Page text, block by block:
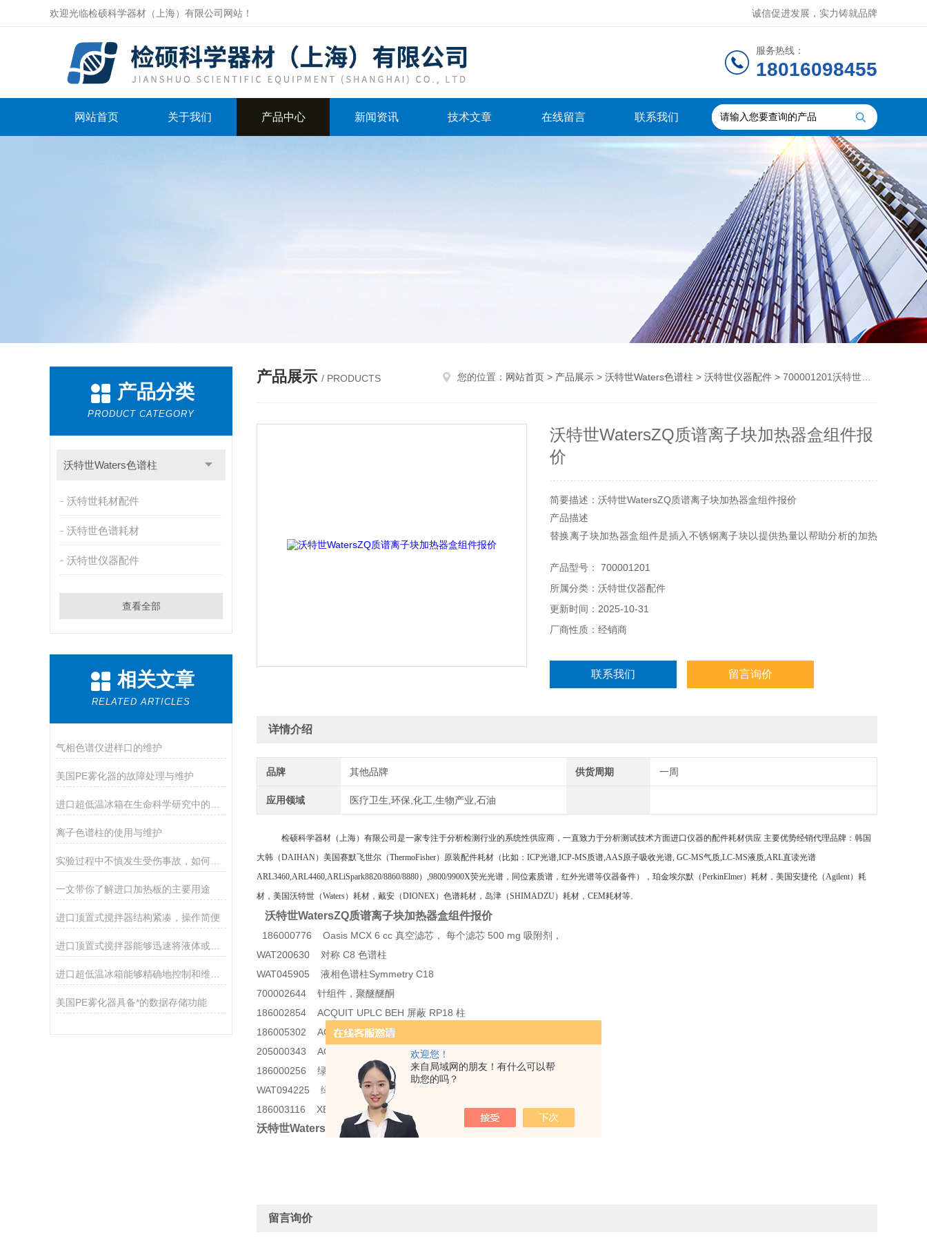
欢迎您！
来自局域网的朋友！有什么可以帮
助您的吗？
欢迎光临检硕科学器材（上海）有限公司网站！ 诚信促进发展，实力铸就品牌
服务热线：
18016098455
网站首页 关于我们 产品中心 新闻资讯 技术文章 在线留言 联系我们
产品分类
PRODUCT CATEGORY
沃特世Waters色谱柱
沃特世耗材配件
沃特世色谱耗材
沃特世仪器配件
查看全部
相关文章
RELATED ARTICLES
气相色谱仪进样口的维护
美国PE雾化器的故障处理与维护
离子色谱柱的使用与维护
实验过程中不慎发生受伤事故，如何急救
一文带你了解进口加热板的主要用途
进口顶置式搅拌器结构紧凑，操作简便
进口顶置式搅拌器能够迅速将液体或固体物质搅拌均匀
美国PE雾化器具备*的数据存储功能
产品展示 / PRODUCTS 您的位置： 网站首页 > 产品展示 > 沃特世Waters色谱柱 > 沃特世仪器配件 > 700001201沃特世WatersZQ质谱离子块加热器盒组件报价
沃特世WatersZQ质谱离子块加热器盒组件报
价
简要描述：沃特世WatersZQ质谱离子块加热器盒组件报价
产品描述
替换离子块加热器盒组件是插入不锈钢离子块以提供热量以帮助分析的加热
SYNAPT，QTOF Premier，Quattro Premier，Quattro Premier XE，
ZQ2000和ZQ4000。
产品型号： 700001201
所属分类：沃特世仪器配件
更新时间：2025-10-31
厂商性质：经销商
联系我们 留言询价
详情介绍
品牌 其他品牌 供货周期 一周
应用领域 医疗卫生,环保,化工,生物产业,石油
检硕科学器材（上海）有限公司是一家专注于分析检测行业的系统性供应商，一直致力于分析测试技术方面进口仪器的配件耗材供应 主要优势经销代理品牌：韩国
大韩（DAIHAN）美国赛默飞世尔（ThermoFisher）原装配件耗材（比如：ICP光谱,ICP-MS质谱,AAS原子吸收光谱, GC-MS气质,LC-MS液质,ARL直读光谱
ARL3460,ARL4460,ARLiSpark8820/8860/8880）,9800/9900X荧光光谱，同位素质谱，红外光谱等仪器备件），珀金埃尔默（PerkinElmer）耗材，美国安捷伦（Agilent）耗
材，美国沃特世（Waters）耗材，戴安（DIONEX）色谱耗材，岛津（SHIMADZU）耗材，CEM耗材等。
沃特世WatersZQ质谱离子块加热器盒组件报价
186000776 Oasis MCX 6 cc 真空滤芯， 每个滤芯 500 mg 吸附剂，
WAT200630 对称 C8 色谱柱
WAT045905 液相色谱柱Symmetry C18
700002644 针组件，聚醚醚酮
186002854 ACQUIT UPLC BEH 屏蔽 RP18 柱
186005302 ACQUIT 型冠 CSH C18 色谱柱
205000343 ACQUITY UPLC Col.在线过滤器套件
186000256 绿洲 MCX 6 cc 真空， 150毫
WAT094225 绿洲HLB 1cc， 30毫克， 30微米， 100/pk
186003116 XBridge BEH C18 色谱柱
沃特世WatersZQ质谱离子块加热器盒组件报价
留言询价